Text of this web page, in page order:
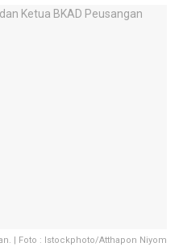
| Foto : Istockphoto/Atthapon Niyom